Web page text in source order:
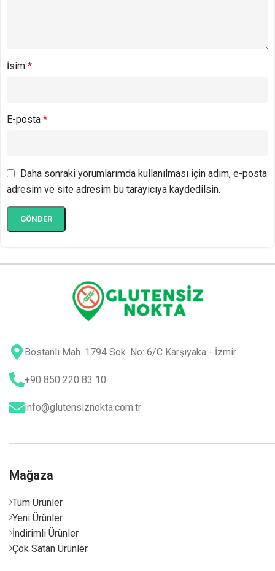
İsim *
E-posta *
Daha sonraki yorumlarımda kullanılması için adım, e-posta
adresim ve site adresim bu tarayıcıya kaydedilsin.
Bostanlı Mah. 1794 Sok. No: 6/C Karşıyaka - İzmir
+90 850 220 83 10
info@glutensiznokta.com.tr
Mağaza
Tüm Ürünler
Yeni Ürünler
İndirimli Ürünler
Çok Satan Ürünler